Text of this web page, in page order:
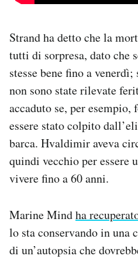
Strand ha detto che la
tutti di sorpresa, dato che
stesse bene fino a
non sono state rilevate
accaduto se, per esempio,
essere stato colpito
barca. Hvaldimir aveva
quindi vecchio per essere
vivere fino a 60 anni.
Marine Mindha
lo sta conservando in una
di un’autopsia che